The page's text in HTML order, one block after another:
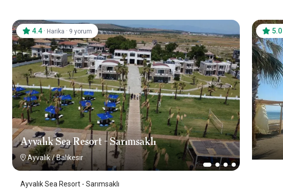
Ayvalık Sea Resort - Sarımsaklı
Ayvalık/Balıkesir
4.4 · Harika · 9 yorum
Ayvalık Sea Resort - Sarımsaklı
5.0